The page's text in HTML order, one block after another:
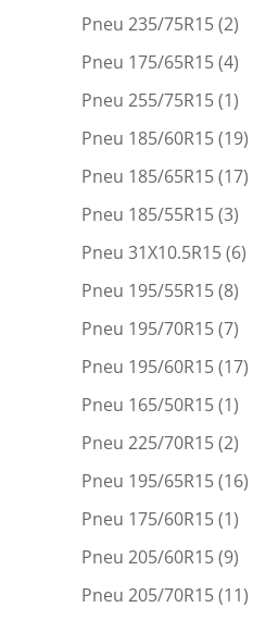
Pneu 235/75R15(2)
Pneu 175/65R15(4)
Pneu 255/75R15(1)
Pneu 185/60R15(19)
Pneu 185/65R15(17)
Pneu 185/55R15(3)
Pneu 31X10.5R15(6)
Pneu 195/55R15(8)
Pneu 195/70R15(7)
Pneu 195/60R15(17)
Pneu 165/50R15(1)
Pneu 225/70R15(2)
Pneu 195/65R15(16)
Pneu 175/60R15(1)
Pneu 205/60R15(9)
Pneu 205/70R15(11)